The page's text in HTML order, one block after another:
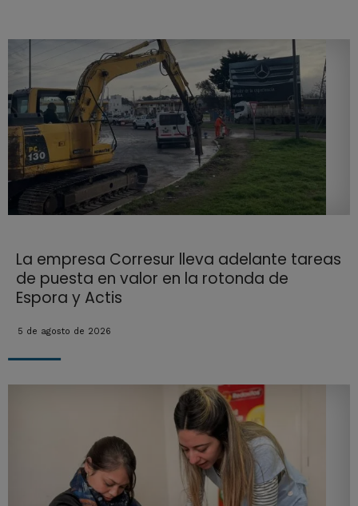
La empresa Corresur lleva adelante tareas
de puesta en valor en la rotonda de
Espora y Actis
5 de agosto de 2026